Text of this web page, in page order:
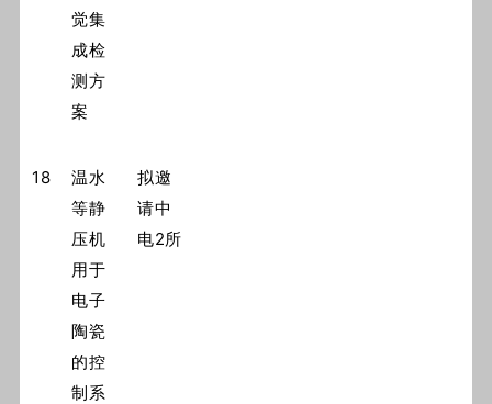
觉集
成检
测方
案
18
温水
等静
压机
用于
电子
陶瓷
的控
制系
拟邀
请中
电2所